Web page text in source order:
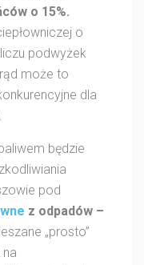
o 15%.
o
podwyżek
może to
dla
będzie
pod
z odpadów –
„prosto”